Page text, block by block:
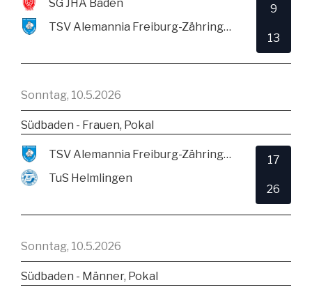
SG JHA Baden
TSV Alemannia Freiburg-Zähringen
9
13
Sonntag, 10.5.2026
Südbaden - Frauen, Pokal
TSV Alemannia Freiburg-Zähringen
TuS Helmlingen
17
26
Sonntag, 10.5.2026
Südbaden - Männer, Pokal